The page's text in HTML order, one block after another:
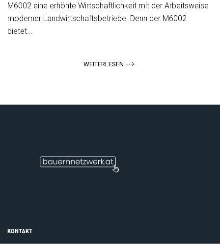
M6002 eine erhöhte Wirtschaftlichkeit mit der Arbeitsweise
moderner Landwirtschaftsbetriebe. Denn der M6002
bietet...
WEITERLESEN
KONTAKT